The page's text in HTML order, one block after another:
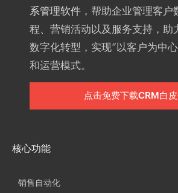
系管理软件 ，帮助企业管理客户
程、营销活动以及服务支持，助
数字化转型，实现“以客户为中
和运营模式。
点击免费下载CRM白
核心功能
销售自动化